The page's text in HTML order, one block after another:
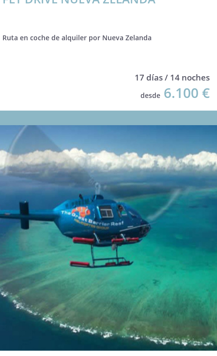
Ruta en coche de alquiler por Nueva Zelanda
17 días / 14 noches
desde 6.100 €